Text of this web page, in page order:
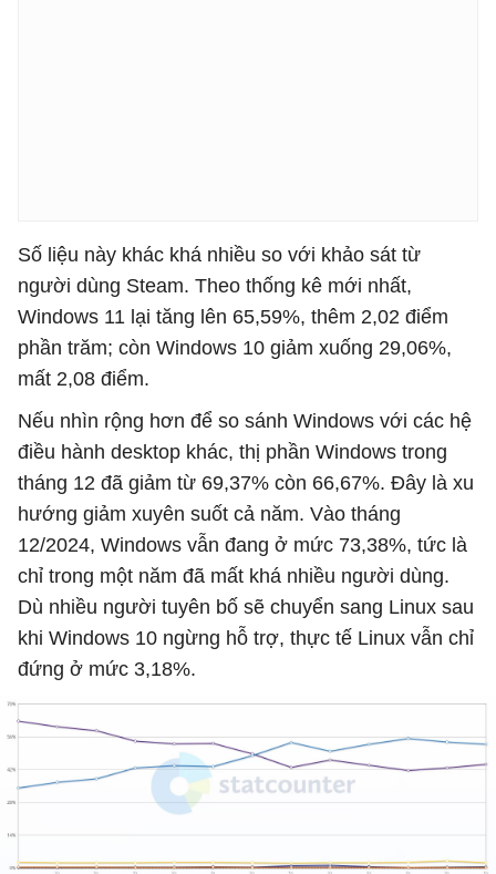
Số liệu này khác khá nhiều so với khảo sát từ
người dùng Steam. Theo thống kê mới nhất,
Windows 11 lại tăng lên 65,59%, thêm 2,02 điểm
phần trăm; còn Windows 10 giảm xuống 29,06%,
mất 2,08 điểm.
Nếu nhìn rộng hơn để so sánh Windows với các hệ
điều hành desktop khác, thị phần Windows trong
tháng 12 đã giảm từ 69,37% còn 66,67%. Đây là xu
hướng giảm xuyên suốt cả năm. Vào tháng
12/2024, Windows vẫn đang ở mức 73,38%, tức là
chỉ trong một năm đã mất khá nhiều người dùng.
Dù nhiều người tuyên bố sẽ chuyển sang Linux sau
khi Windows 10 ngừng hỗ trợ, thực tế Linux vẫn chỉ
đứng ở mức 3,18%.